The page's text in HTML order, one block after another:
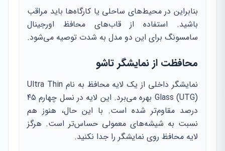
بنابراین در محیط‌های ساحلی یا کارگاه‌ها باید مراقب
باشید. استفاده از قاب‌های محافظ اورجینال
سامسونگ برای این دو مدل به شدت توصیه می‌شود.
محافظت از نمایشگر تاشو
نمایشگر داخلی از یک لایه محافظ به نام Ultra Thin
Glass (UTG) بهره می‌برد. این لایه در نسل چهارم ۴۵
درصد مقاوم‌تر شده است. با این حال، هنوز هم
نسبت به شیشه‌های معمولی حساس‌تر است. هرگز
لایه محافظ روی نمایشگر را جدا نکنید.